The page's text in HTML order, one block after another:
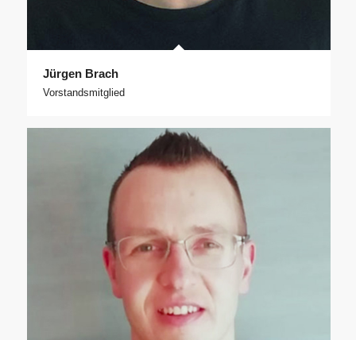
Jürgen Brach
Vorstandsmitglied